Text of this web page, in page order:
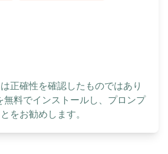
正確性を確認したものではあり
無料でインストールし、プロンプ
をお勧めします。